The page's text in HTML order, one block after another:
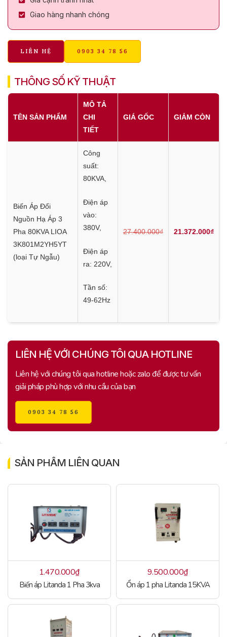
Giao hàng nhanh chóng
LIÊN HỆ 0903 34 78 56
THÔNG SỐ KỸ THUẬT
TÊN SẢN PHẨM
MÔ TẢ
CHI
TIẾT
GIÁ GỐC GIẢM CÒN
Biến Áp Đổi
Nguồn Hạ Áp 3
Pha 80KVA LIOA
3K801M2YH5YT
(loại Tự Ngẫu)
Công
suất:
80KVA,
Điện áp
vào:
380V,
Điện áp
ra: 220V,
Tần số:
49-62Hz
27.400.000₫ 21.372.000₫
LIÊN HỆ VỚI CHÚNG TÔI QUA HOTLINE
Liên hệ với chúng tôi qua hotline hoặc zalo để được tư vấn
giải pháp phù hợp với nhu cầu của bạn
0903 34 78 56
SẢN PHẨM LIÊN QUAN
1.470.000₫
Biến áp Litanda 1 Pha 3kva
9.500.000₫
Ổn áp 1 pha Litanda 15KVA